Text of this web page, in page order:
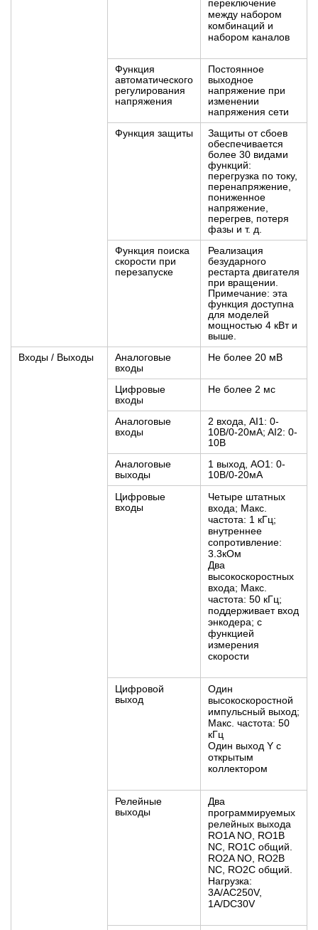
переключение
между набором
комбинаций и
набором каналов
Функция
автоматического
регулирования
напряжения
Постоянное
выходное
напряжение при
изменении
напряжения сети
Функция защиты
Защиты от сбоев
обеспечивается
более 30 видами
функций:
перегрузка по току,
перенапряжение,
пониженное
напряжение,
перегрев, потеря
фазы и т. д.
Функция поиска
скорости при
перезапуске
Реализация
безударного
рестарта двигателя
при вращении.
Примечание: эта
функция доступна
для моделей
мощностью 4 кВт и
выше.
Входы / Выходы
Аналоговые
входы
Не более 20 мВ
Цифровые
входы
Не более 2 мс
Аналоговые
входы
2 входа, AI1: 0-
10В/0-20мA; AI2: 0-
10В
Аналоговые
выходы
1 выход, AO1: 0-
10В/0-20мA
Цифровые
входы
Четыре штатных
входа; Макс.
частота: 1 кГц;
внутреннее
сопротивление:
3.3кОм
Два
высокоскоростных
входа; Макс.
частота: 50 кГц;
поддерживает вход
энкодера; с
функцией
измерения
скорости
Цифровой
выход
Один
высокоскоростной
импульсный выход;
Макс. частота: 50
кГц
Один выход Y с
открытым
коллектором
Релейные
выходы
Два
программируемых
релейных выхода
RO1A NO, RO1B
NC, RO1C общий.
RO2A NO, RO2B
NC, RO2C общий.
Нагрузка:
3A/AC250V,
1A/DC30V